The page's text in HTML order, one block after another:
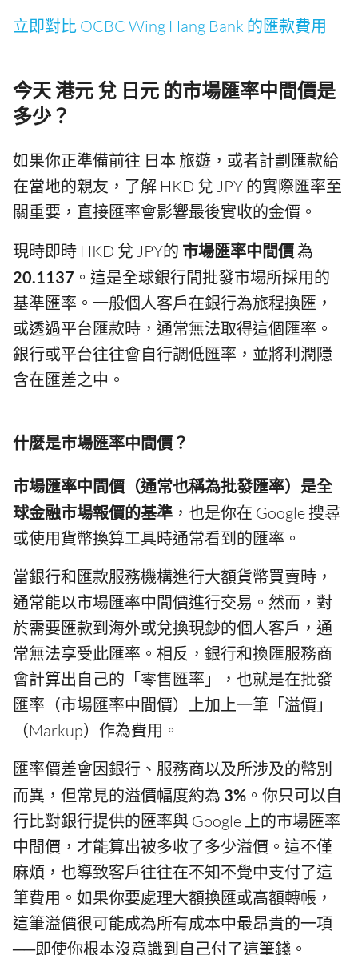
立即對比 OCBC Wing Hang Bank 的匯款費用
今天 港元 兌 日元 的市場匯率中間價是
多少？
如果你正準備前往 日本 旅遊，或者計劃匯款給
在當地的親友，了解 HKD 兌 JPY 的實際匯率至
關重要，直接匯率會影響最後實收的金價。
現時即時 HKD 兌 JPY的 市場匯率中間價為
20.1137 。這是全球銀行間批發市場所採用的
基準匯率。一般個人客戶在銀行為旅程換匯，
或透過平台匯款時，通常無法取得這個匯率。
銀行或平台往往會自行調低匯率，並將利潤隱
含在匯差之中。
什麼是市場匯率中間價？
市場匯率中間價（通常也稱為批發匯率）是全
球金融市場報價的基準 ，也是你在 Google 搜尋
或使用貨幣換算工具時通常看到的匯率。
當銀行和匯款服務機構進行大額貨幣買賣時，
通常能以市場匯率中間價進行交易。然而，對
於需要匯款到海外或兌換現鈔的個人客戶，通
常無法享受此匯率。相反，銀行和換匯服務商
會計算出自己的「零售匯率」，也就是在批發
匯率（市場匯率中間價）上加上一筆「溢價」
（Markup）作為費用。
匯率價差會因銀行、服務商以及所涉及的幣別
而異，但常見的溢價幅度約為 3% 。你只可以自
行比對銀行提供的匯率與 Google 上的市場匯率
中間價，才能算出被多收了多少溢價。這不僅
麻煩，也導致客戶往往在不知不覺中支付了這
筆費用。如果你要處理大額換匯或高額轉帳，
這筆溢價很可能成為所有成本中最昂貴的一項
──即使你根本沒意識到自己付了這筆錢。